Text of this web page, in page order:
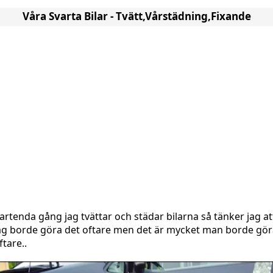
Våra Svarta Bilar - Tvätt,Vårstädning,Fixande
gång jag tvättar och städar bilarna så tänker jag
borde göra det oftare men det är mycket man borde